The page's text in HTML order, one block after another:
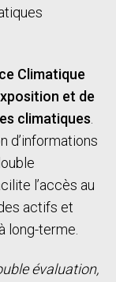
Climatique
et de
climatiques
d’informations
l’accès au
actifs et
long-terme.
évaluation,